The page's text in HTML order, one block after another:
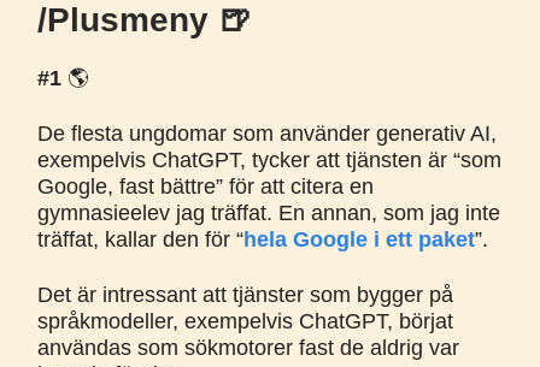
/Plusmeny 🍺
#1 🌎️
De flesta ungdomar som använder generativ AI,
exempelvis ChatGPT, tycker att tjänsten är “som
Google, fast bättre” för att citera en
gymnasieelev jag träffat. En annan, som jag inte
träffat, kallar den för “hela Google i ett paket”.
Det är intressant att tjänster som bygger på
språkmodeller, exempelvis ChatGPT, börjat
användas som sökmotorer fast de aldrig var